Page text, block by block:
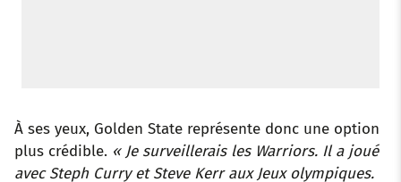
À ses yeux, Golden State représente donc une option
plus crédible. « Je surveillerais les Warriors. Il a joué
avec Steph Curry et Steve Kerr aux Jeux olympiques.